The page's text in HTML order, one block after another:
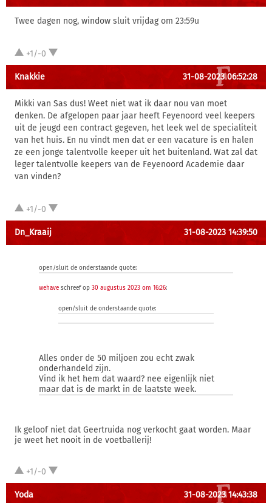
Twee dagen nog, window sluit vrijdag om 23:59u
+1/-0
Knakkie 31-08-2023 06:52:28
Mikki van Sas dus! Weet niet wat ik daar nou van moet
denken. De afgelopen paar jaar heeft Feyenoord veel keepers
uit de jeugd een contract gegeven, het leek wel de specialiteit
van het huis. En nu vindt men dat er een vacature is en halen
ze een jonge talentvolle keeper uit het buitenland. Wat zal dat
leger talentvolle keepers van de Feyenoord Academie daar
van vinden?
+1/-0
Dn_Kraaij 31-08-2023 14:39:50
open/sluit de onderstaande quote:
wehave schreef op 30 augustus 2023 om 16:26:
open/sluit de onderstaande quote:
Alles onder de 50 miljoen zou echt zwak
onderhandeld zijn.
Vind ik het hem dat waard? nee eigenlijk niet
maar dat is de markt in de laatste week.
Ik geloof niet dat Geertruida nog verkocht gaat worden. Maar
je weet het nooit in de voetballerij!
+1/-0
Yoda 31-08-2023 14:43:38